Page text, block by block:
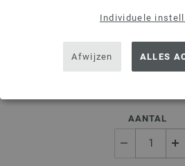
Individuele
Afwijzen ALLES
duurzaam berkenhout,
8,36 €
AANTAL